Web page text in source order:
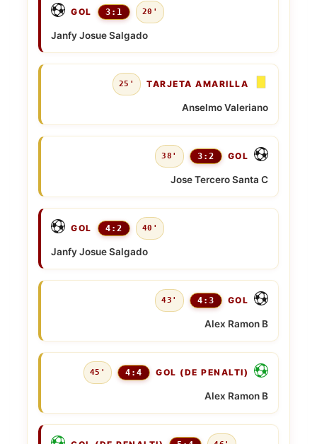
GOL 3:1 20'
Janfy Josue Salgado
25' TARJETA AMARILLA
Anselmo Valeriano
38' 3:2 GOL
Jose Tercero Santa C
GOL 4:2 40'
Janfy Josue Salgado
43' 4:3 GOL
Alex Ramon B
45' 4:4 GOL (DE PENALTI)
Alex Ramon B